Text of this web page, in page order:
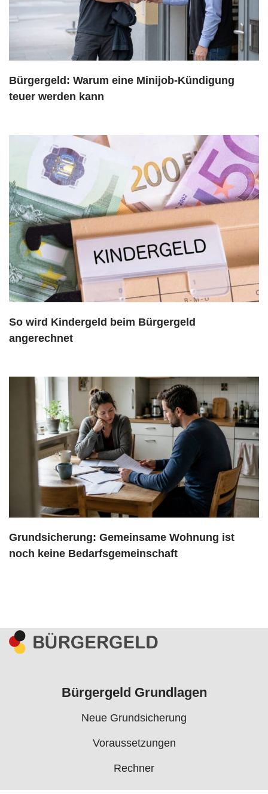
Bürgergeld: Warum eine Minijob-Kündigung
teuer werden kann
So wird Kindergeld beim Bürgergeld
angerechnet
Grundsicherung: Gemeinsame Wohnung ist
noch keine Bedarfsgemeinschaft
Bürgergeld Grundlagen
Neue Grundsicherung
Voraussetzungen
Rechner